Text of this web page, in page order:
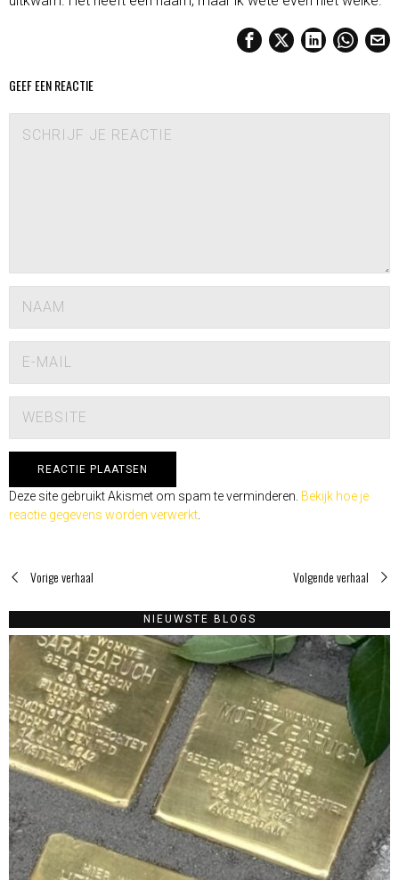
GEEF EEN REACTIE
Deze site gebruikt Akismet om spam te verminderen. Bekijk hoe je
reactie gegevens worden verwerkt.
Vorige verhaal Volgende verhaal
NIEUWSTE BLOGS